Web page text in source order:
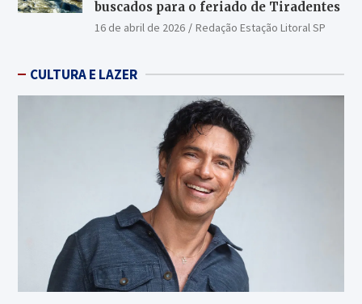
buscados para o feriado de Tiradentes
16 de abril de 2026 Redação Estação Litoral SP
CULTURA E LAZER